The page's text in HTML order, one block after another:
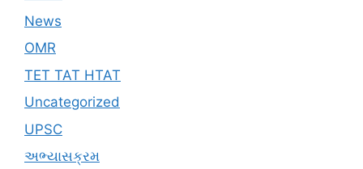
News
OMR
TET TAT HTAT
Uncategorized
UPSC
અભ્યાસક્રમ